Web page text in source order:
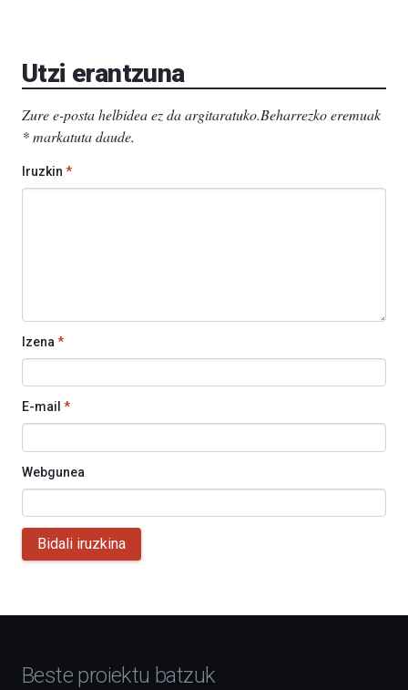
Utzi erantzuna
Zure e-posta helbidea ez da argitaratuko.Beharrezko eremuak
*markatuta daude.
Iruzkin *
Izena *
E-mail *
Webgunea
Bidali iruzkina
Beste proiektu batzuk